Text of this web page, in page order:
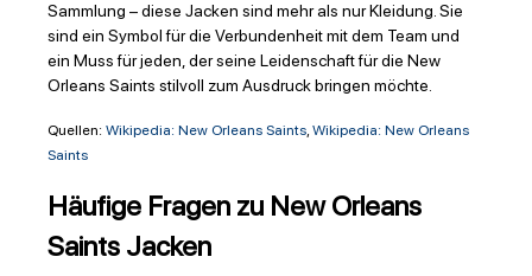
Sammlung – diese Jacken sind mehr als nur Kleidung. Sie
sind ein Symbol für die Verbundenheit mit dem Team und
ein Muss für jeden, der seine Leidenschaft für die New
Orleans Saints stilvoll zum Ausdruck bringen möchte.
Quellen: Wikipedia: New Orleans Saints, Wikipedia: New Orleans
Saints
Häufige Fragen zu New Orleans
Saints Jacken